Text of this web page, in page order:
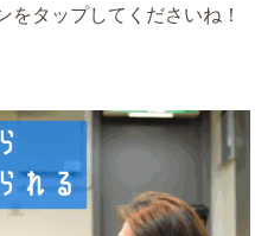
をタップしてくださいね！